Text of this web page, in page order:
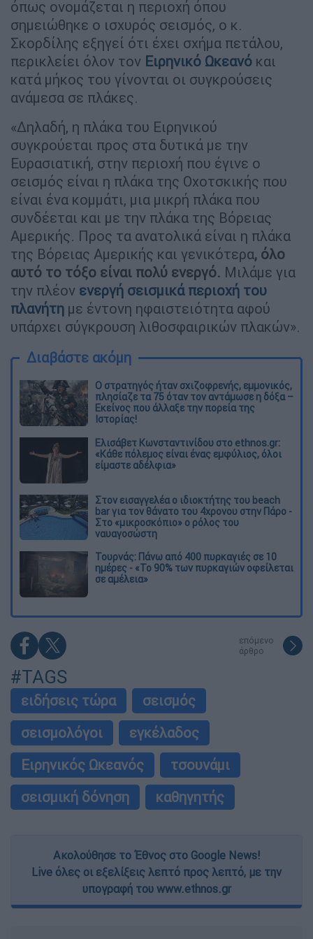
όπως ονομάζεται η περιοχή όπου
σημειώθηκε ο ισχυρός σεισμός, ο κ.
Σκορδίλης εξηγεί ότι έχει σχήμα πετάλου,
περικλείει όλον τον Ειρηνικό Ωκεανό και
κατά μήκος του γίνονται οι συγκρούσεις
ανάμεσα σε πλάκες.
«Δηλαδή, η πλάκα του Ειρηνικού
συγκρούεται προς στα δυτικά με την
Ευρασιατική, στην περιοχή που έγινε ο
σεισμός είναι η πλάκα της Οχοτσκικής που
είναι ένα κομμάτι, μια μικρή πλάκα που
συνδέεται και με την πλάκα της Βόρειας
Αμερικής. Προς τα ανατολικά είναι η πλάκα
της Βόρειας Αμερικής και γενικότερα, όλο
αυτό το τόξο είναι πολύ ενεργό. Μιλάμε για
την πλέον ενεργή σεισμικά περιοχή του
πλανήτη με έντονη ηφαιστειότητα αφού
υπάρχει σύγκρουση λιθοσφαιρικών πλακών».
Διαβάστε ακόμη
O στρατηγός ήταν σχιζοφρενής, εμμονικός,
πλησίαζε τα 75 όταν τον αντάμωσε η δόξα –
Εκείνος που άλλαξε την πορεία της
Ιστορίας!
Ελισάβετ Κωνσταντινίδου στο ethnos.gr:
«Κάθε πόλεμος είναι ένας εμφύλιος, όλοι
είμαστε αδέλφια»
Στον εισαγγελέα ο ιδιοκτήτης του beach
bar για τον θάνατο του 4χρονου στην Πάρο -
Στο «μικροσκόπιο» ο ρόλος του
ναυαγοσώστη
Τουρνάς: Πάνω από 400 πυρκαγιές σε 10
ημέρες - «Το 90% των πυρκαγιών οφείλεται
σε αμέλεια»
επόμενο
άρθρο
#TAGS
ειδήσεις τώρα
σεισμός
σεισμολόγοι
εγκέλαδος
Ειρηνικός Ωκεανός
τσουνάμι
σεισμική δόνηση
καθηγητής
Ακολούθησε το Έθνος στο Google News!
Live όλες οι εξελίξεις λεπτό προς λεπτό, με την
υπογραφή του www.ethnos.gr